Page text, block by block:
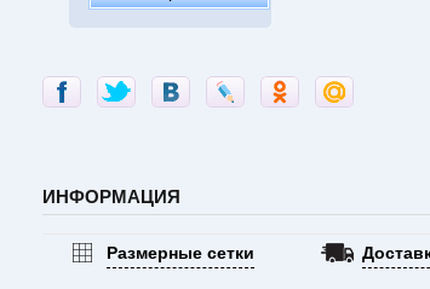
ИНФОРМАЦИЯ
Размерные сетки